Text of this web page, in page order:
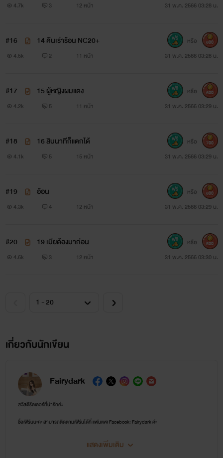
4.7k 3 12 หน้า 31 พ.ค. 2566 03:28 น.
#16 14 คืนเร่าร้อน NC20+
4.5k 2 11 หน้า 31 พ.ค. 2566 03:28 น.
หรือ 600
#17 15 ผู้หญิงผมแดง
4.2k 5 11 หน้า 31 พ.ค. 2566 03:29 น.
หรือ 600
#18 16 สิบนาทีก็แตกได้
4.1k 5 15 หน้า 31 พ.ค. 2566 03:29 น.
หรือ 700
#19 อ้อน
4.3k 4 12 หน้า 31 พ.ค. 2566 03:29 น.
หรือ 600
#20 19 เมียต้องมาก่อน
4.6k 3 12 หน้า 31 พ.ค. 2566 03:30 น.
หรือ 500
เกี่ยวกับนักเขียน
Fairydark
สวัสดีรีดเดอร์ที่น่ารักค่ะ
ชื่อเฟิร์นนะคะ สามารถติดตามเฟิร์นได้ที่ แฟนเพจ Facebook: Fairydark ค่ะ
แสดงเพิ่มเติม